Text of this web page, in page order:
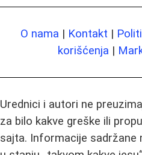
O nama | Kontakt |
korišćenja |
Urednici i autori ne
za bilo kakve greške ili
sajta. Informacije sadržane